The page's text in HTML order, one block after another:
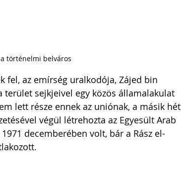
történelmi belváros
fel, az emírség uralkodója, Zájed bin
terület sejkjeivel egy közös államalakulat
lett része ennek az uniónak, a másik hét
végül létrehozta az Egyesült Arab
decemberében volt, bár a Rász el-